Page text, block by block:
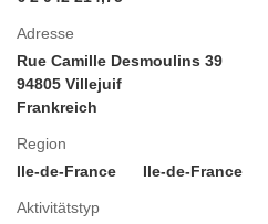
Adresse
Rue Camille Desmoulins 39
94805 Villejuif
Frankreich
Region
Ile-de-France
Ile-de-France
Aktivitätstyp